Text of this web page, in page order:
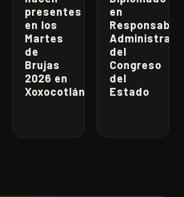
presentes
en los
Martes
de
Brujas
2026 en
Xoxocotlán
en
del
Congreso
del
Estado